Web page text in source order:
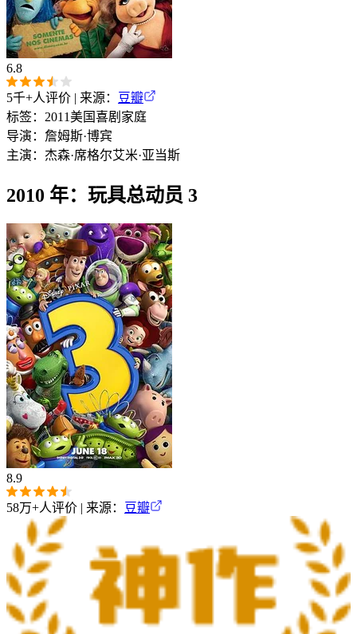
6.8
5千+人评价 | 来源：
豆瓣
标签： 2011美国喜剧 家庭
导演： 詹姆斯·博宾
主演： 杰森·席格尔艾米·亚当斯
2010 年：玩具总动员 3
8.9
58万+人评价 | 来源： 豆瓣